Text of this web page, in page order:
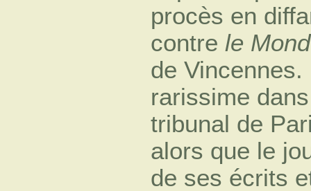
procès en
contre le
de Vincennes.
rarissime
tribunal de
alors que le
de ses écrits